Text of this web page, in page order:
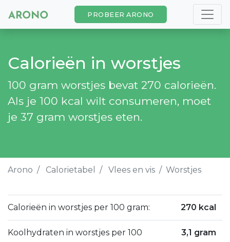
PROBEER ARONO
Calorieën in worstjes
100 gram worstjes bevat 270 calorieën.
Als je 100 kcal wilt consumeren, moet
je 37 gram worstjes eten.
Arono Calorietabel Vlees en vis Worstjes
Calorieën in worstjes per 100 gram: 270 kcal
Koolhydraten in worstjes per 100
3,1 gram